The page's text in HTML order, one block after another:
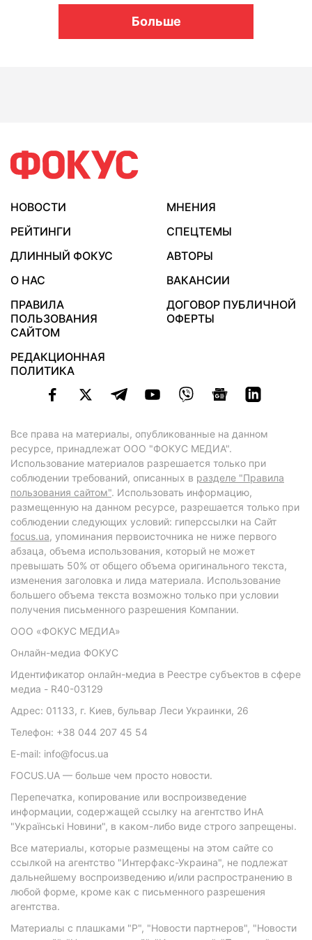
Больше
НОВОСТИ
МНЕНИЯ
РЕЙТИНГИ
СПЕЦТЕМЫ
ДЛИННЫЙ ФОКУС
АВТОРЫ
О НАС
ВАКАНСИИ
ПРАВИЛА
ПОЛЬЗОВАНИЯ
САЙТОМ
ДОГОВОР ПУБЛИЧНОЙ
ОФЕРТЫ
РЕДАКЦИОННАЯ
ПОЛИТИКА
Все права на материалы, опубликованные на данном
ресурсе, принадлежат ООО "ФОКУС МЕДИА".
Использование материалов разрешается только при
соблюдении требований, описанных в разделе "Правила
пользования сайтом". Использовать информацию,
размещенную на данном ресурсе, разрешается только при
соблюдении следующих условий: гиперссылки на Сайт
focus.ua, упоминания первоисточника не ниже первого
абзаца, объема использования, который не может
превышать 50% от общего объема оригинального текста,
изменения заголовка и лида материала. Использование
большего объема текста возможно только при условии
получения письменного разрешения Компании.
ООО «ФОКУС МЕДИА»
Онлайн-медиа ФОКУС
Идентификатор онлайн-медиа в Реестре субъектов в сфере
медиа - R40-03129
Адрес: 01133, г. Киев, бульвар Леси Украинки, 26
Телефон: +38 044 207 45 54
E-mail: info@focus.ua
FOCUS.UA — больше чем просто новости.
Перепечатка, копирование или воспроизведение
информации, содержащей ссылку на агентство ИнА
"Українські Новини", в каком-либо виде строго запрещены.
Все материалы, которые размещены на этом сайте со
ссылкой на агентство "Интерфакс-Украина", не подлежат
дальнейшему воспроизведению и/или распространению в
любой форме, кроме как с письменного разрешения
агентства.
Материалы с плашками "Р", "Новости партнеров", "Новости